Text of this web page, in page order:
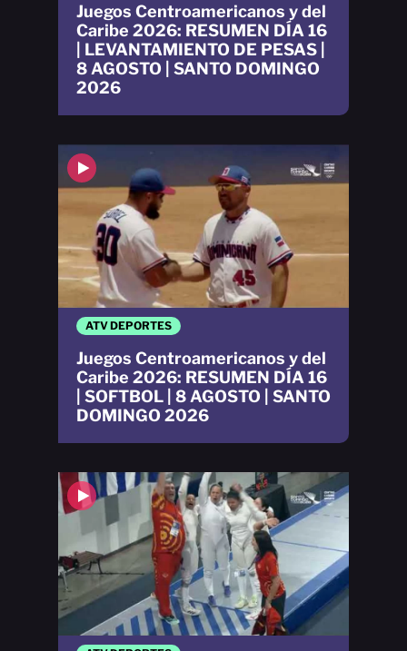
ATV DEPORTES
Juegos Centroamericanos y del
Caribe 2026: RESUMEN DÍA 16
| SOFTBOL | 8 AGOSTO | SANTO
DOMINGO 2026
Juegos Centroamericanos y del
Caribe 2026: RESUMEN DÍA 16
| LEVANTAMIENTO DE PESAS |
8 AGOSTO | SANTO DOMINGO
2026